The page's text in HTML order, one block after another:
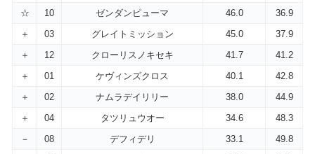
☆
10 ゼンダンピューマ 46.0
36.9
＋
03 グレイトミッション 45.0
37.9
＋
12 クローリスノキセキ 41.7
41.2
＋
01 ケヴィンズクロス 40.1
42.8
＋
02 ナムラデイリリー 38.0
44.9
＋
04 タツリュウオー 34.6
48.3
－
08 デフィデリ 33.1
49.8